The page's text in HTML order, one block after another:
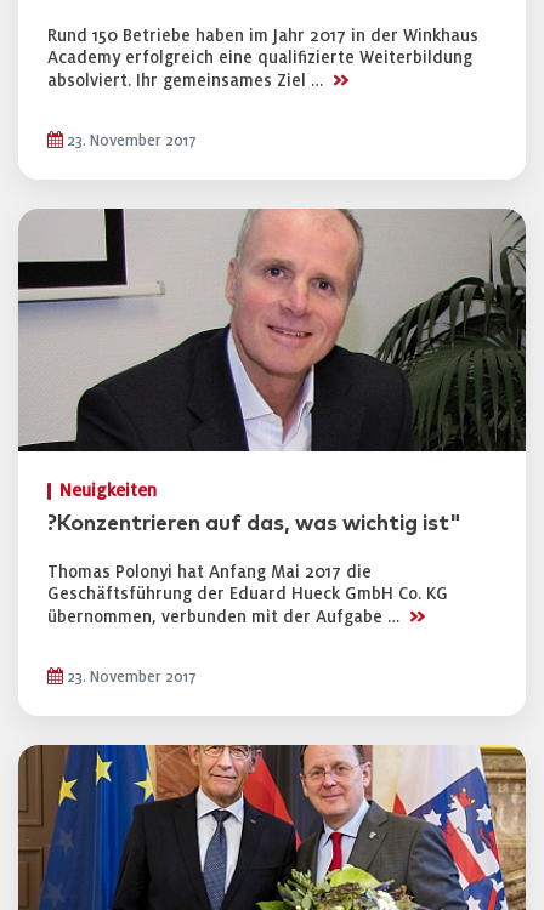
Rund 150 Betriebe haben im Jahr 2017 in der Winkhaus
Academy erfolgreich eine qualifizierte Weiterbildung
absolviert. Ihr gemeinsames Ziel … >>
23. November 2017
Neuigkeiten
?Konzentrieren auf das, was wichtig ist"
Thomas Polonyi hat Anfang Mai 2017 die
Geschäftsführung der Eduard Hueck GmbH Co. KG
übernommen, verbunden mit der Aufgabe … >>
23. November 2017